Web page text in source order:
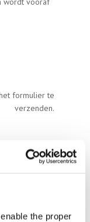
the proper
formulier te
verzenden.